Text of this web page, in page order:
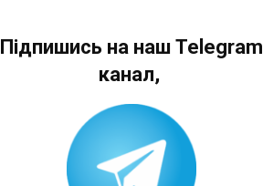
Підпишись на наш Telegram
канал,